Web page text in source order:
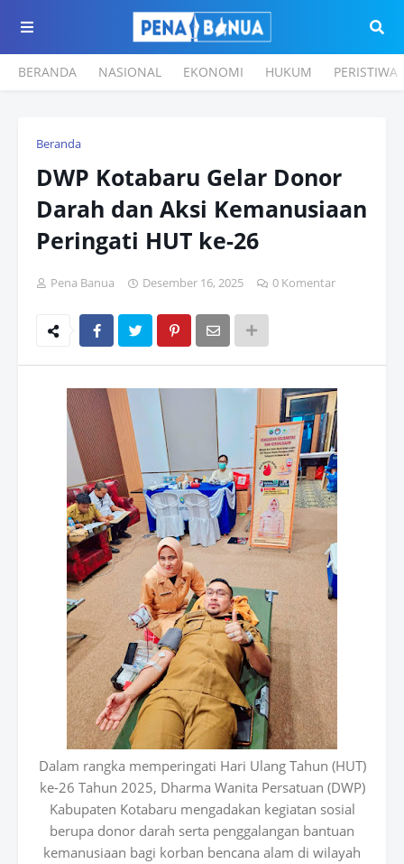
BERANDA NASIONAL EKONOMI HUKUM PERISTIWA
Beranda
DWP Kotabaru Gelar Donor
Darah dan Aksi Kemanusiaan
Peringati HUT ke-26
Pena Banua Desember 16, 2025 0 Komentar
Dalam rangka memperingati Hari Ulang Tahun (HUT)
ke-26 Tahun 2025, Dharma Wanita Persatuan (DWP)
Kabupaten Kotabaru mengadakan kegiatan sosial
berupa donor darah serta penggalangan bantuan
kemanusiaan bagi korban bencana alam di wilayah